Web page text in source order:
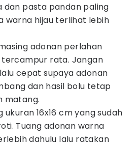
dan pasta pandan paling
warna hijau terlihat lebih
adonan perlahan
rata. Jangan
cepat supaya adonan
dan hasil bolu tetap
matang.
ukuran 16x16 cm yang sudah
Tuang adonan warna
dahulu lalu ratakan